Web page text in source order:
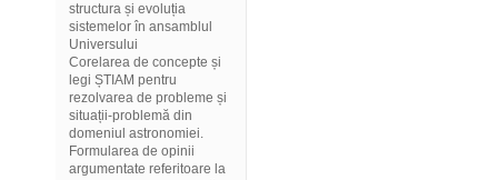
structura și evoluția
sistemelor în ansamblul
Universului
Corelarea de concepte și
legi ȘTIAM pentru
rezolvarea de probleme și
situații-problemă din
domeniul astronomiei.
Formularea de opinii
argumentate referitoare la